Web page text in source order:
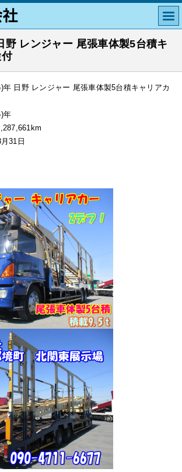
野 レンジャー 尾張車体製5台積キ
日野 レンジャー 尾張車体製5台積キャリアカ
年
31日